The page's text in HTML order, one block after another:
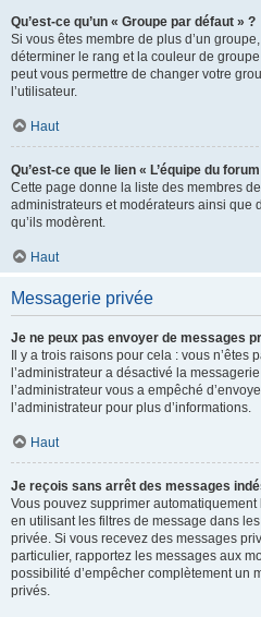
Qu’est-ce qu’un « Groupe par défaut » ?
Si vous êtes membre de plus d’un
déterminer le rang et la couleur de
peut vous permettre de changer votre
l’utilisateur.
Haut
Qu’est-ce que le lien « L’équipe du
Cette page donne la liste des membres
administrateurs et modérateurs ainsi que
qu’ils modèrent.
Haut
Messagerie privée
Je ne peux pas envoyer de messages
Il y a trois raisons pour cela : vous n’êtes
l’administrateur a désactivé la
l’administrateur vous a empêché
l’administrateur pour plus d’informations.
Haut
Je reçois sans arrêt des messages
Vous pouvez supprimer
en utilisant les filtres de message dans
privée. Si vous recevez des messages
particulier, rapportez les messages aux
possibilité d’empêcher complètement un
privés.